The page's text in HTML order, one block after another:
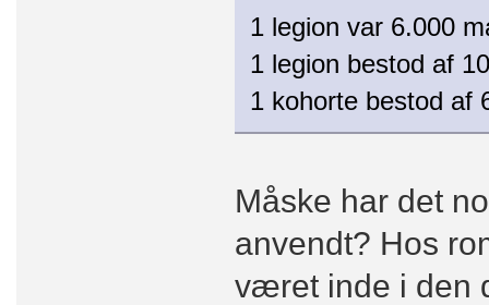
1 legion var 6.000
1 legion bestod af
1 kohorte bestod af
Måske har det
anvendt? Hos
været inde i den